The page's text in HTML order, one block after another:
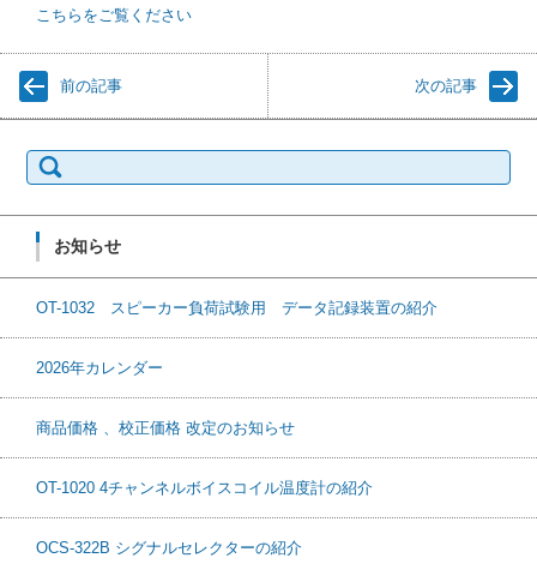
こちらをご覧ください
前の記事 次の記事
索:
お知らせ
OT-1032 スピーカー負荷試験用 データ記録装置の紹介
2026年カレンダー
商品価格 、校正価格 改定のお知らせ
OT-1020 4チャンネルボイスコイル温度計の紹介
OCS-322B シグナルセレクターの紹介